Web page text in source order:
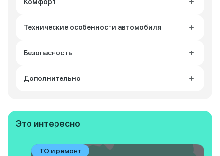
Комфорт
Технические особенности автомобиля
Безопасность
Дополнительно
Это интересно
ТО и ремонт